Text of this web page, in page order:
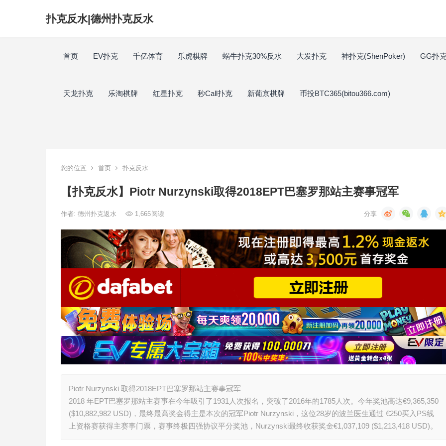
扑克反水|德州扑克反水
首页 EV扑克 千亿体育 乐虎棋牌 蜗牛扑克30%反水 大发扑克 神扑克(ShenPoker) GG扑
天龙扑克 乐淘棋牌 红星扑克 秒Call扑克 新葡京棋牌 币投BTC365(bitou366.com)
您的位置 首页 扑克反水
【扑克反水】Piotr Nurzynski取得2018EPT巴塞罗那站主赛事冠军
作者: 德州扑克返水 1,665阅读
Piotr Nurzynski 取得2018EPT巴塞罗那站主赛事冠军
2018 年EPT巴塞罗那站主赛事在今年吸引了1931人次报名，突破了2016年的1785人次。今年奖池高达€9,365,350
($10,882,982 USD)，最终最高奖金得主是本次的冠军Piotr Nurzynski，这位28岁的波兰医生通过 €250买入PS线
上资格赛获得主赛事门票，赛事终极四强协议平分奖池，Nurzynski最终收获奖金€1,037,109 ($1,213,418 USD)。